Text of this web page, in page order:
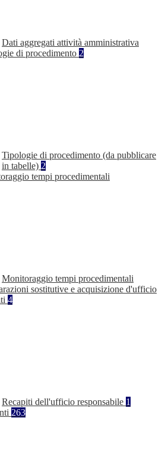
Dati aggregati attività amministrativa
di procedimento 2
Tipologie di procedimento (da pubblicare
in tabelle) 2
tempi procedimentali
Monitoraggio tempi procedimentali
sostitutive e acquisizione d'ufficio
4
Recapiti dell'ufficio responsabile 1
263